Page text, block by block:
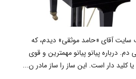
سایت آقای «حامد موثقی» دیدم، که
درباره پیانو پیانو مهمترین و قوی
کلید دار است. این ساز را ساز مادر ن...